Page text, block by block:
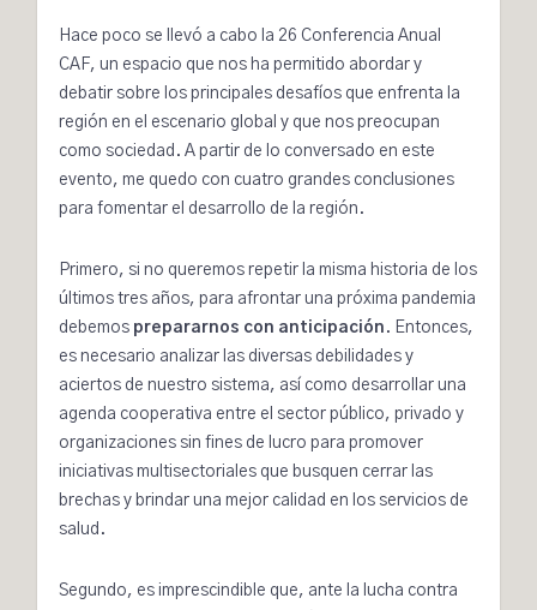
Hace poco se llevó a cabo la 26 Conferencia Anual
CAF, un espacio que nos ha permitido abordar y
debatir sobre los principales desafíos que enfrenta la
región en el escenario global y que nos preocupan
como sociedad. A partir de lo conversado en este
evento, me quedo con cuatro grandes conclusiones
para fomentar el desarrollo de la región.
Primero, si no queremos repetir la misma historia de los
últimos tres años, para afrontar una próxima pandemia
debemos prepararnos con anticipación . Entonces,
es necesario analizar las diversas debilidades y
aciertos de nuestro sistema, así como desarrollar una
agenda cooperativa entre el sector público, privado y
organizaciones sin fines de lucro para promover
iniciativas multisectoriales que busquen cerrar las
brechas y brindar una mejor calidad en los servicios de
salud.
Segundo, es imprescindible que, ante la lucha contra